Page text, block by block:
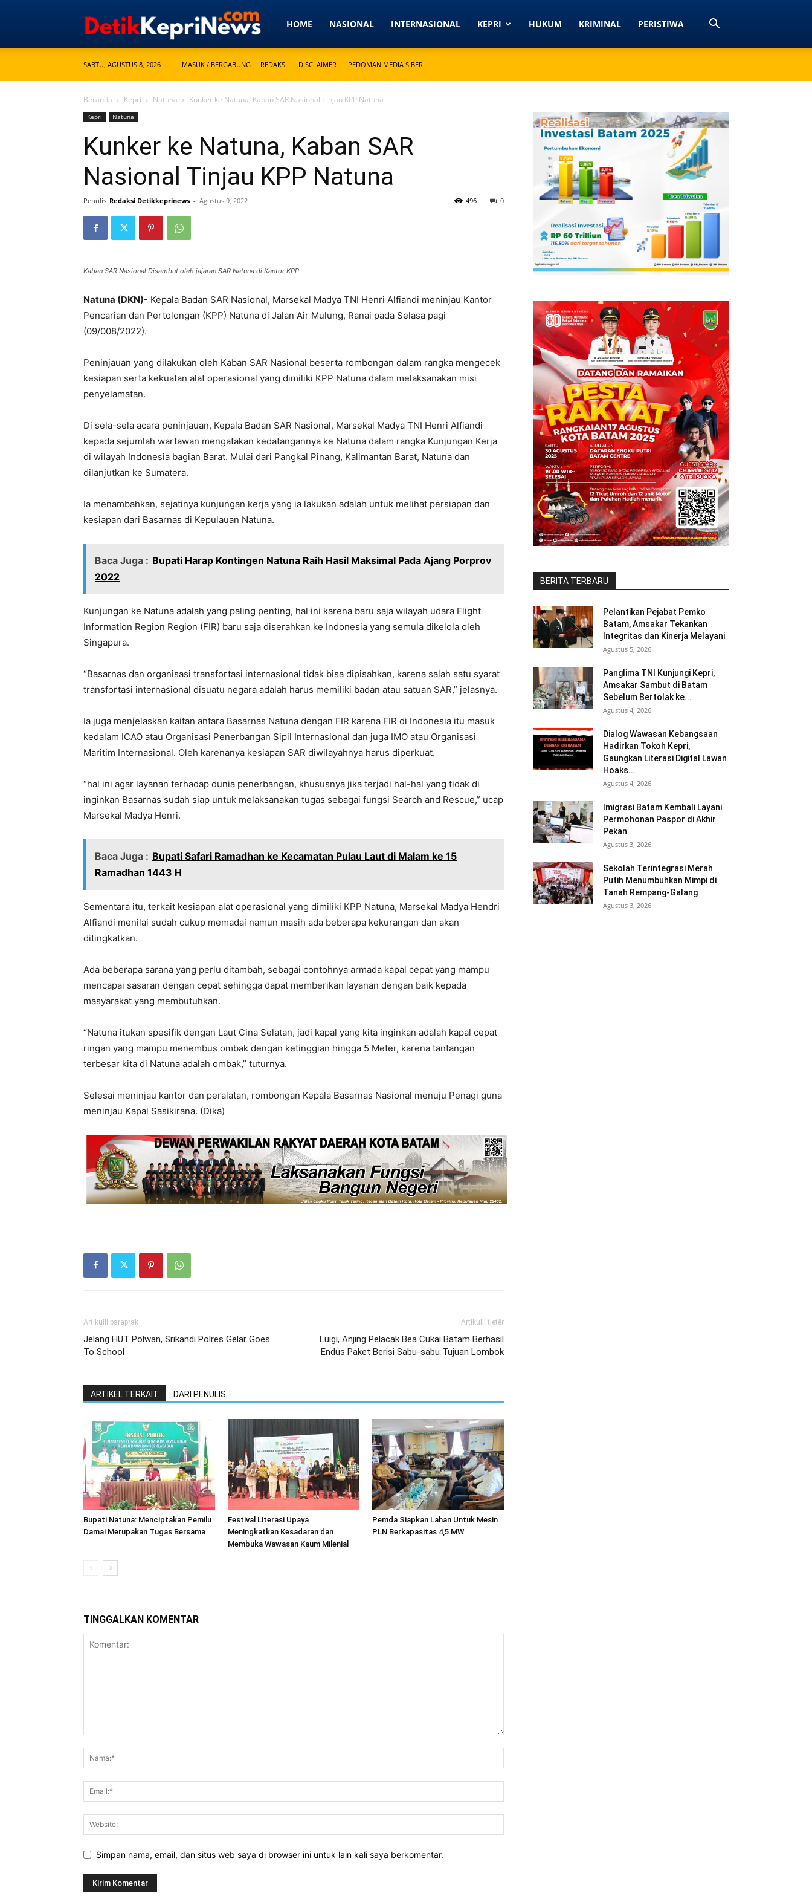
Detikkeprinews.com
HOME NASIONAL INTERNASIONAL KEPRI HUKUM KRIMINAL PERISTIWA
SABTU, AGUSTUS 8, 2026 MASUK / BERGABUNG REDAKSI DISCLAIMER PEDOMAN MEDIA SIBER
Beranda Kepri Natuna Kunker ke Natuna, Kaban SAR Nasional Tinjau KPP Natuna
Kepri Natuna
Kunker ke Natuna, Kaban SAR
Nasional Tinjau KPP Natuna
Penulis Redaksi Detikkeprinews - Agustus 9, 2022 0
496
Kaban SAR Nasional Disambut oleh jajaran SAR Natuna di Kantor KPP
Natuna (DKN)- Kepala Badan SAR Nasional, Marsekal Madya TNI Henri Alfiandi meninjau Kantor
Pencarian dan Pertolongan (KPP) Natuna di Jalan Air Mulung, Ranai pada Selasa pagi
(09/008/2022).
Peninjauan yang dilakukan oleh Kaban SAR Nasional beserta rombongan dalam rangka mengecek
kesiapan serta kekuatan alat operasional yang dimiliki KPP Natuna dalam melaksanakan misi
penyelamatan.
Di sela-sela acara peninjauan, Kepala Badan SAR Nasional, Marsekal Madya TNI Henri Alfiandi
kepada sejumlah wartawan mengatakan kedatangannya ke Natuna dalam rangka Kunjungan Kerja
di wilayah Indonesia bagian Barat. Mulai dari Pangkal Pinang, Kalimantan Barat, Natuna dan
dilanjutkan ke Sumatera.
Ia menambahkan, sejatinya kunjungan kerja yang ia lakukan adalah untuk melihat persiapan dan
kesiapan dari Basarnas di Kepulauan Natuna.
Baca Juga : Bupati Harap Kontingen Natuna Raih Hasil Maksimal Pada Ajang Porprov
2022
Kunjungan ke Natuna adalah yang paling penting, hal ini karena baru saja wilayah udara Flight
Information Region Region (FIR) baru saja diserahkan ke Indonesia yang semula dikelola oleh
Singapura.
“Basarnas dan organisasi transfortasi internasional tidak bisa dipisahkan, karena salah satu syarat
transfortasi internasional disuatu negara adalah harus memiliki badan atau satuan SAR,” jelasnya.
Ia juga menjelaskan kaitan antara Basarnas Natuna dengan FIR karena FIR di Indonesia itu masuk
kedalam ICAO atau Organisasi Penerbangan Sipil Internasional dan juga IMO atau Organisasi
Maritim Internasional. Oleh karenanya kesiapan SAR diwilayahnya harus diperkuat.
“hal ini agar layanan terhadap dunia penerbangan, khususnya jika terjadi hal-hal yang tidak di
inginkan Basarnas sudah siap untuk melaksanakan tugas sebagai fungsi Search and Rescue,” ucap
Marsekal Madya Henri.
Baca Juga : Bupati Safari Ramadhan ke Kecamatan Pulau Laut di Malam ke 15
Ramadhan 1443 H
Sementara itu, terkait kesiapan alat operasional yang dimiliki KPP Natuna, Marsekal Madya Hendri
Alfiandi menilai sudah cukup memadai namun masih ada beberapa kekurangan dan akan
ditingkatkan.
Ada beberapa sarana yang perlu ditambah, sebagai contohnya armada kapal cepat yang mampu
mencapai sasaran dengan cepat sehingga dapat memberikan layanan dengan baik kepada
masyarakat yang membutuhkan.
“Natuna itukan spesifik dengan Laut Cina Selatan, jadi kapal yang kita inginkan adalah kapal cepat
ringan yang mampu menembus ombak dengan ketinggian hingga 5 Meter, karena tantangan
terbesar kita di Natuna adalah ombak,” tuturnya.
Selesai meninjau kantor dan peralatan, rombongan Kepala Basarnas Nasional menuju Penagi guna
meninjau Kapal Sasikirana. (Dika)
Artikulli paraprak
Jelang HUT Polwan, Srikandi Polres Gelar Goes
To School
Artikulli tjetër
Luigi, Anjing Pelacak Bea Cukai Batam Berhasil
Endus Paket Berisi Sabu-sabu Tujuan Lombok
ARTIKEL TERKAIT DARI PENULIS
Bupati Natuna: Menciptakan Pemilu
Damai Merupakan Tugas Bersama
Festival Literasi Upaya
Meningkatkan Kesadaran dan
Membuka Wawasan Kaum Milenial
Pemda Siapkan Lahan Untuk Mesin
PLN Berkapasitas 4,5 MW
TINGGALKAN KOMENTAR
Simpan nama, email, dan situs web saya di browser ini untuk lain kali saya berkomentar.
BERITA TERBARU
Pelantikan Pejabat Pemko
Batam, Amsakar Tekankan
Integritas dan Kinerja Melayani
Agustus 5, 2026
Panglima TNI Kunjungi Kepri,
Amsakar Sambut di Batam
Sebelum Bertolak ke...
Agustus 4, 2026
Dialog Wawasan Kebangsaan
Hadirkan Tokoh Kepri,
Gaungkan Literasi Digital Lawan
Hoaks...
Agustus 4, 2026
Imigrasi Batam Kembali Layani
Permohonan Paspor di Akhir
Pekan
Agustus 3, 2026
Sekolah Terintegrasi Merah
Putih Menumbuhkan Mimpi di
Tanah Rempang-Galang
Agustus 3, 2026